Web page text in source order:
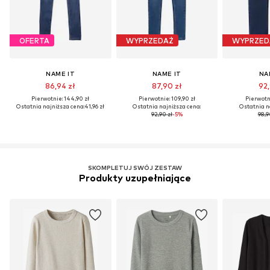
OFERTA
NAME IT
86,94 zł
Pierwotnie: 144,90 zł
Ostatnia najniższa cena:41,96 zł
WYPRZEDAŻ
NAME IT
87,90 zł
Pierwotnie: 109,90 zł
Ostatnia najniższa cena:
92,90 zł-5%
Ostatnia
SKOMPLETUJ SWÓJ ZESTAW
Produkty uzupełniające